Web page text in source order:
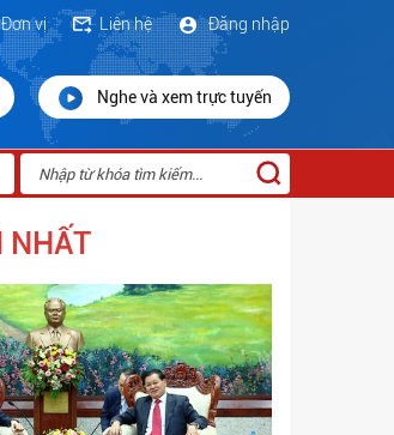
Đăng nhập
Liên hệ
Đơn vị
Nghe và xem trực tuyến
NHẤT